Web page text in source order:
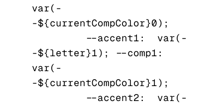
var(-
-${currentCompColor}0);
          --accent1:  var(-
-${letter}1);  --comp1:
var(-
-${currentCompColor}1);
          --accent2:  var(-